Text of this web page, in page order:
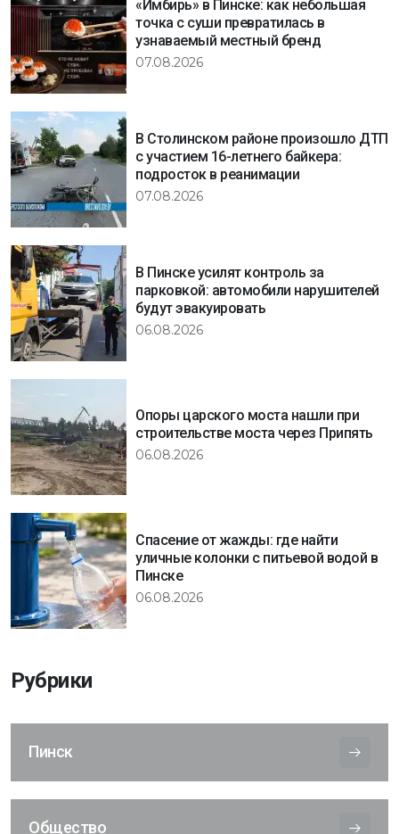
«Имбирь» в Пинске: как небольшая
точка с суши превратилась в
узнаваемый местный бренд
07.08.2026
В Столинском районе произошло ДТП
с участием 16-летнего байкера:
подросток в реанимации
07.08.2026
В Пинске усилят контроль за
парковкой: автомобили нарушителей
будут эвакуировать
06.08.2026
Опоры царского моста нашли при
строительстве моста через Припять
06.08.2026
Спасение от жажды: где найти
уличные колонки с питьевой водой в
Пинске
06.08.2026
Рубрики
Пинск
Общество